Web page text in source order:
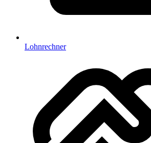
Lohnrechner